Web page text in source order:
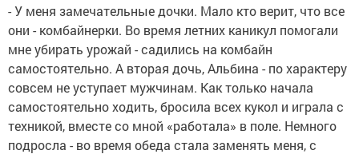
- У меня замечательные дочки. Мало кто верит, что все
они - комбайнерки. Во время летних каникул помогали
мне убирать урожай - садились на комбайн
самостоятельно. А вторая дочь, Альбина - по характеру
совсем не уступает мужчинам. Как только начала
самостоятельно ходить, бросила всех кукол и играла с
техникой, вместе со мной «работала» в поле. Немного
подросла - во время обеда стала заменять меня, с